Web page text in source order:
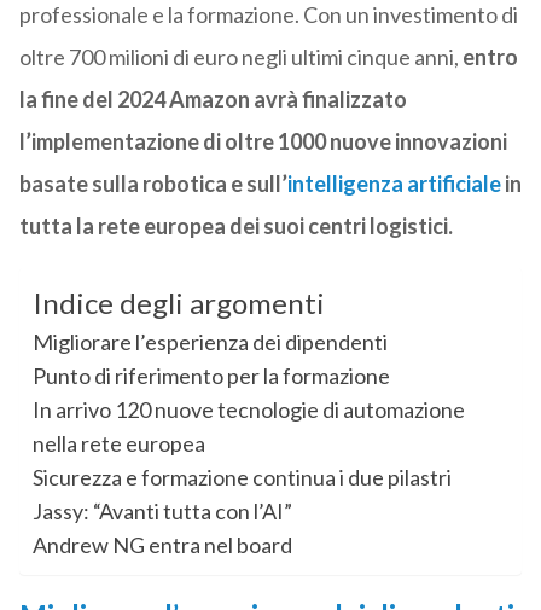
professionale e la formazione. Con un investimento di
oltre 700 milioni di euro negli ultimi cinque anni, entro
la fine del 2024 Amazon avrà finalizzato
l’implementazione di oltre 1000 nuove innovazioni
basate sulla robotica e sull’intelligenza artificialein
tutta la rete europea dei suoi centri logistici.
Indice degli argomenti
Migliorare l’esperienza dei dipendenti
Punto di riferimento per la formazione
In arrivo 120 nuove tecnologie di automazione
nella rete europea
Sicurezza e formazione continua i due pilastri
Jassy: “Avanti tutta con l’AI”
Andrew NG entra nel board